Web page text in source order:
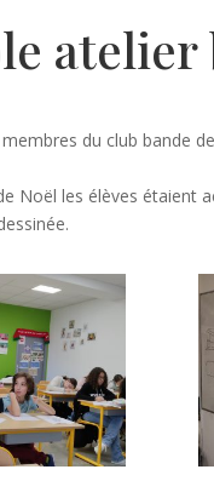
atelier
du club bande
Noël les élèves étaient